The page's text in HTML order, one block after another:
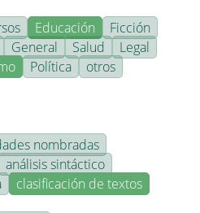
Educación
Ficción
General Salud
Legal
Política otros
nombradas
análisis sintáctico
clasificación de textos